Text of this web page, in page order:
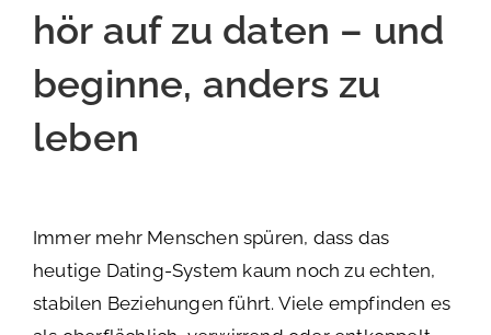
hör auf zu daten – und
beginne, anders zu
leben
Immer mehr Menschen spüren, dass das
heutige Dating-System kaum noch zu echten,
stabilen Beziehungen führt. Viele empfinden es